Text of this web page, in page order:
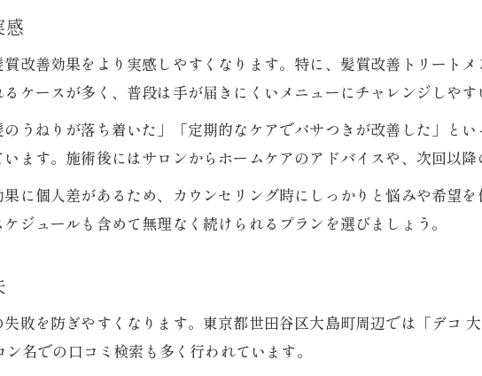
感
改善効果をより実感しやすくなります。特に、髪質改善トリート
ケースが多く、普段は手が届きにくいメニューにチャレンジしやす
うねりが落ち着いた」「定期的なケアでパサつきが改善した」と
ます。施術後にはサロンからホームケアのアドバイスや、次回以降
に個人差があるため、カウンセリング時にしっかりと悩みや希望
ジュールも含めて無理なく続けられるプランを選びましょう。
敗を防ぎやすくなります。東京都世田谷区大島町周辺では「デコ
名での口コミ検索も多く行われています。